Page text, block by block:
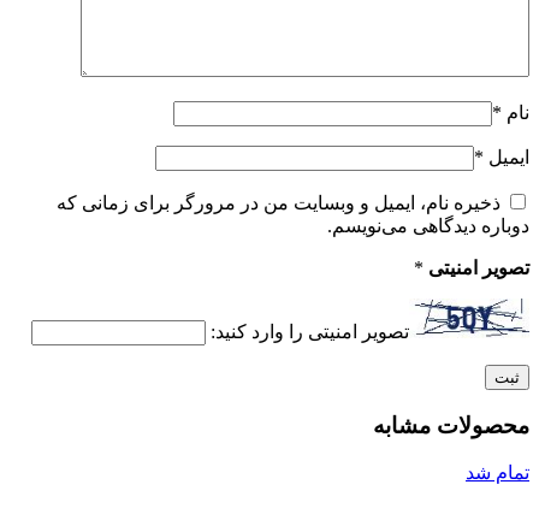
نام *
ایمیل *
ذخیره نام، ایمیل و وبسایت من در مرورگر برای زمانی که
دوباره دیدگاهی می‌نویسم.
تصویر امنیتی *
تصویر امنیتی را وارد کنید:
محصولات مشابه
تمام شد